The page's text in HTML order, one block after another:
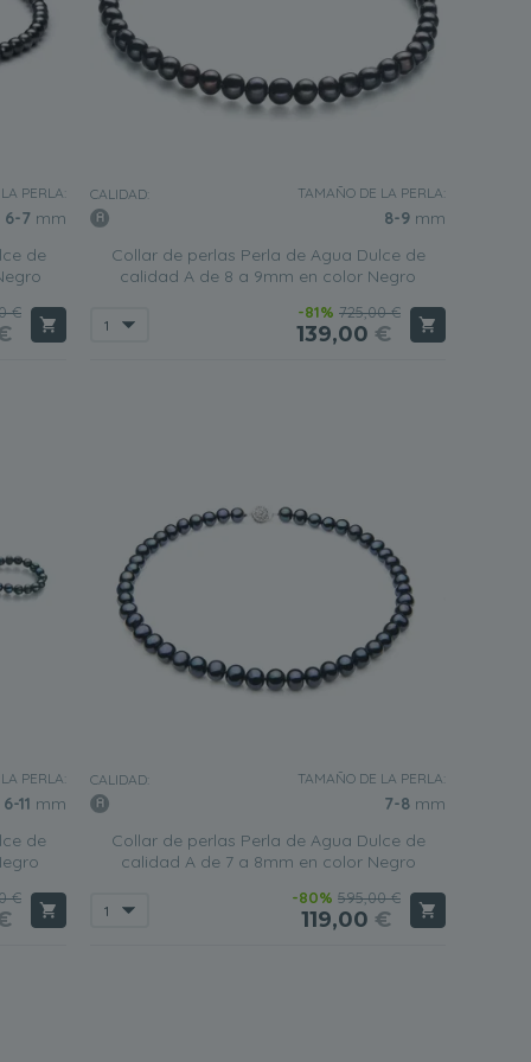
PERLA:
6-7 mm
de
€
CALIDAD: TAMAÑO DE LA PERLA:
8-9 mm
Collar de perlas Perla de Agua Dulce de
calidad A de 8 a 9mm en color Negro
-81% 725,00 €
139,00 €
PERLA:
6-11 mm
de
€
CALIDAD: TAMAÑO DE LA PERLA:
7-8 mm
Collar de perlas Perla de Agua Dulce de
calidad A de 7 a 8mm en color Negro
-80% 595,00 €
119,00 €